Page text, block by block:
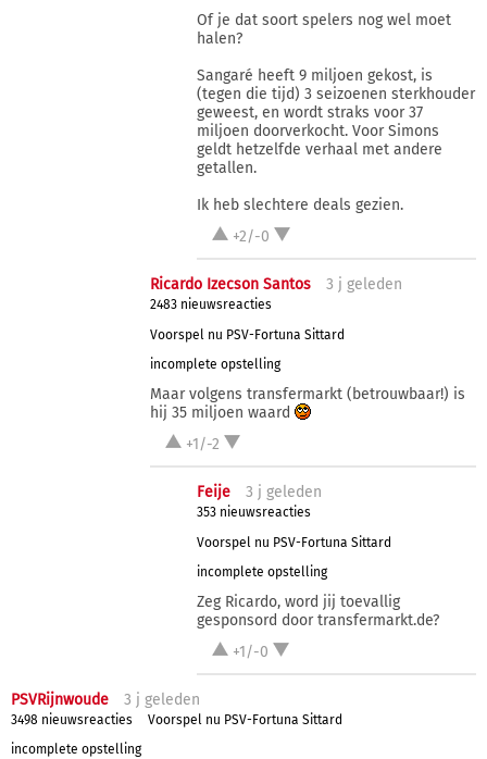
Of je dat soort spelers nog wel moet
halen?
Sangaré heeft 9 miljoen gekost, is
(tegen die tijd) 3 seizoenen sterkhouder
geweest, en wordt straks voor 37
miljoen doorverkocht. Voor Simons
geldt hetzelfde verhaal met andere
getallen.
Ik heb slechtere deals gezien.
+2/-0
Ricardo Izecson Santos 3 j geleden
2483 nieuwsreacties
Voorspel nu PSV-Fortuna Sittard
incomplete opstelling
Maar volgens transfermarkt (betrouwbaar!) is
hij 35 miljoen waard
+1/-2
Feije 3 j geleden
353 nieuwsreacties
Voorspel nu PSV-Fortuna Sittard
incomplete opstelling
Zeg Ricardo, word jij toevallig
gesponsord door transfermarkt.de?
+1/-0
PSVRijnwoude 3 j geleden
3498 nieuwsreacties
Voorspel nu PSV-Fortuna Sittard
incomplete opstelling